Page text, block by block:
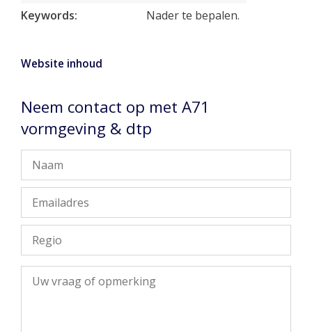
Keywords: Nader te bepalen.
Website inhoud
Neem contact op met A71
vormgeving & dtp